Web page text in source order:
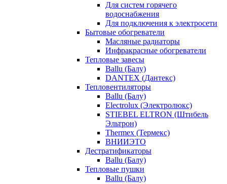
Для систем горячего
водоснабжения
Для подключения к электросети
Бытовые обогреватели
Масляные радиаторы
Инфракрасные обогреватели
Тепловые завесы
Ballu (Балу)
DANTEX (Дантекс)
Тепловентиляторы
Ballu (Балу)
Electrolux (Электролюкс)
STIEBEL ELTRON (Штибель
Эльтрон)
Thermex (Термекс)
ВНИИЭТО
Дестратификаторы
Ballu (Балу)
Тепловые пушки
Ballu (Балу)